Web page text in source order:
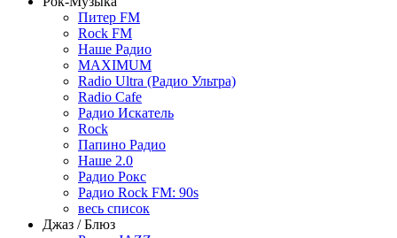
Питер FM
Rock FM
Наше Радио
MAXIMUM
Radio Ultra (Радио Ультра)
Radio Cafe
Радио Искатель
Rock
Папино Радио
Наше 2.0
Радио Рокс
Радио Rock FM: 90s
весь список
Джаз / Блюз